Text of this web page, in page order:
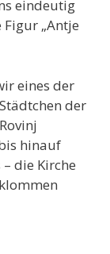
eindeutig
„Antje
eines der
der
hinauf
die Kirche